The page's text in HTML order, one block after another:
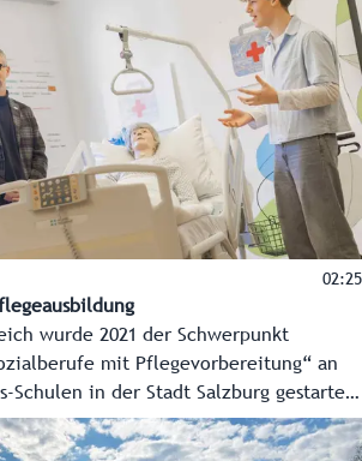
02:25
wurde 2021 der Schwerpunkt
mit Pflegevorbereitung“ an
Schulen in der Stadt Salzburg gestartet.
und Absolventen sind nun bereits im
40 besuchen derzeit den